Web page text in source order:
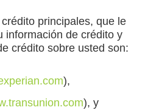
principales, que le
información de crédito y
crédito sobre usted son:
),
), y